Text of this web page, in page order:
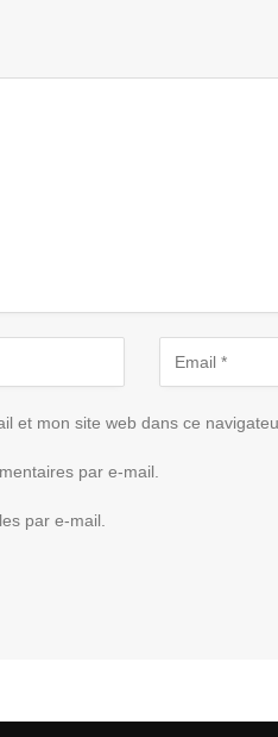
et mon site web dans ce
par e-mail.
par e-mail.